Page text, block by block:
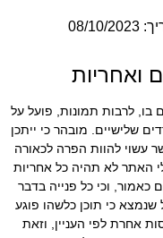
ואחריות
בו, לרבות תמונות, פועל על
שלישיים. מובהר כי ייתכן
עשוי להוות הפרה לכאורה
האתר לא תהיה כל אחריות
כאמור, וכי כל פנייה בדבר
שנמצא כי תוכן כלשהו פוגע
אחרת לפי העניין, וזאת